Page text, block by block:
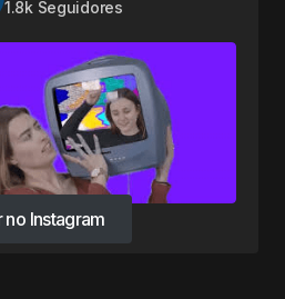
1.8k Seguidores
no Instagram
no Instagram